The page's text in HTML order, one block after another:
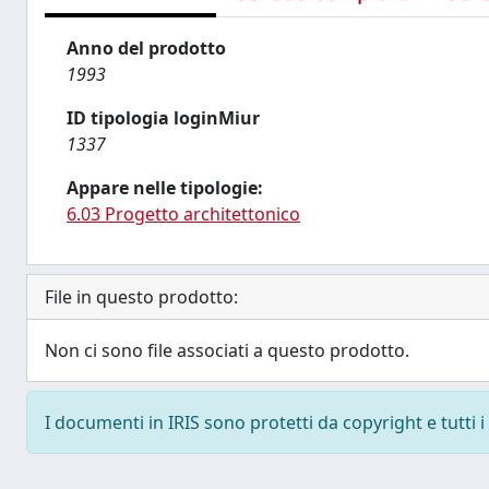
Anno del prodotto
1993
ID tipologia loginMiur
1337
Appare nelle tipologie:
6.03 Progetto architettonico
File in questo prodotto:
Non ci sono file associati a questo prodotto.
I documenti in IRIS sono protetti da copyright e tutti